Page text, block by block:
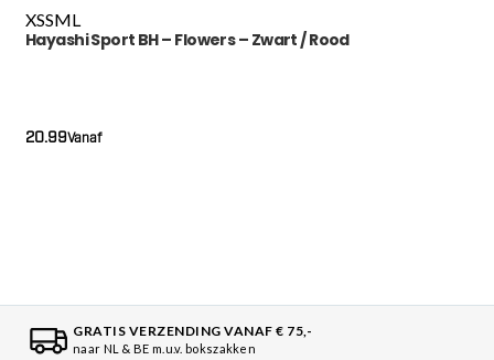
XSSML
Hayashi Sport BH – Flowers – Zwart / Rood
Vanaf
20.99
GRATIS VERZENDING VANAF € 75,-
naar NL & BE m.u.v. bokszakken